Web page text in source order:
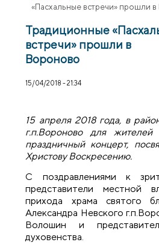
«Пасхальные встречи» прошли
Традиционные
встречи» прошли в
Вороново
15/04/2018 - 21:34
15 апреля 2018 года, в
г.п.Вороново для жителей
праздничный концерт,
Христову Воскресению.
С поздравлениями к
представители местной
прихода храма святого
Александра Невского
Волошин и
духовенства.